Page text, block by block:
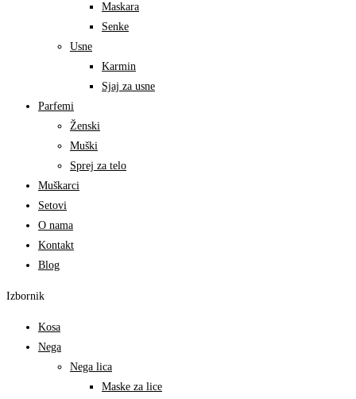
Maskara
Senke
Usne
Karmin
Sjaj za usne
Parfemi
Ženski
Muški
Sprej za telo
Muškarci
Setovi
O nama
Kontakt
Blog
Izbornik
Kosa
Nega
Nega lica
Maske za lice